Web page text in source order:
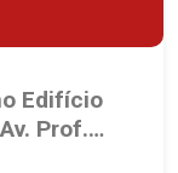
Edifício
Prof.